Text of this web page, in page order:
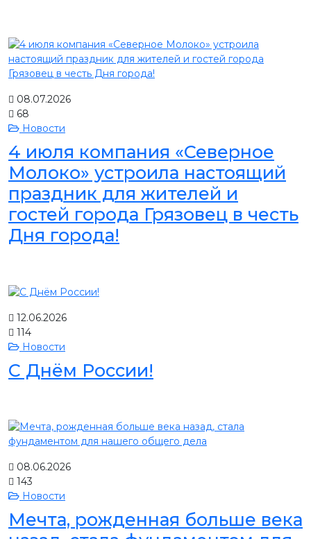
08.07.2026
68
Новости
4 июля компания «Северное
Молоко» устроила настоящий
праздник для жителей и
гостей города Грязовец в честь
Дня города!
12.06.2026
114
Новости
С Днём России!
08.06.2026
143
Новости
Мечта, рожденная больше века